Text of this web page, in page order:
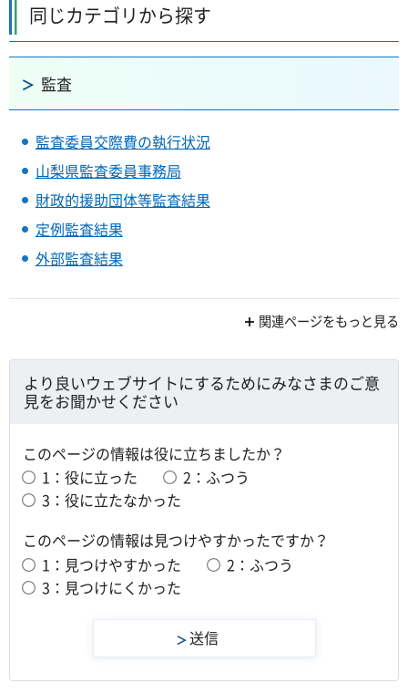
同じカテゴリから探す
監査
監査委員交際費の執行状況
山梨県監査委員事務局
財政的援助団体等監査結果
定例監査結果
外部監査結果
関連ページをもっと見る
より良いウェブサイトにするためにみなさまのご意
見をお聞かせください
このページの情報は役に立ちましたか？
1：役に立った
2：ふつう
3：役に立たなかった
このページの情報は見つけやすかったですか？
1：見つけやすかった
2：ふつう
3：見つけにくかった